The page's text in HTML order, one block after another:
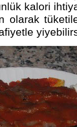
kalori
olarak